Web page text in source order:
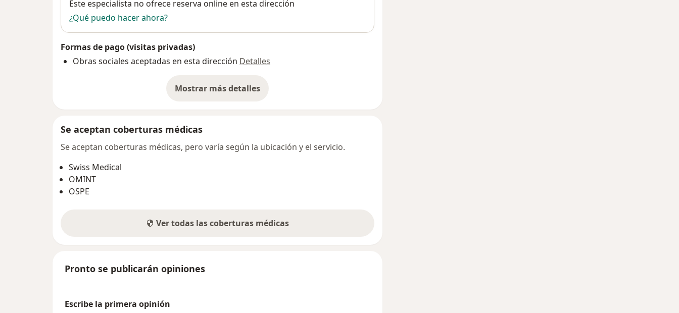
Disponibilidad
Este especialista no ofrece reserva online en esta dirección
¿Qué puedo hacer ahora?
Formas de pago (visitas privadas)
Obras sociales aceptadas en esta dirección Detalles
Mostrar más detalles
sobre la dirección
Se aceptan coberturas médicas
Se aceptan coberturas médicas, pero varía según la ubicación y el servicio.
Swiss Medical
OMINT
OSPE
Ver todas las coberturas médicas
Pronto se publicarán opiniones
Escribe la primera opinión